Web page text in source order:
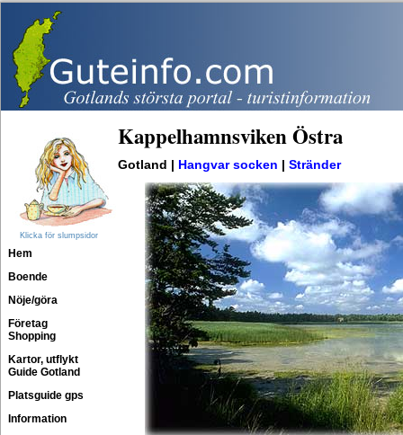
Klicka för slumpsidor
Hem
Boende
Nöje/göra
Företag
Shopping
Kartor, utflykt
Guide Gotland
Platsguide gps
Information
Kappelhamnsviken Östra
Gotland | Hangvar socken Stränder